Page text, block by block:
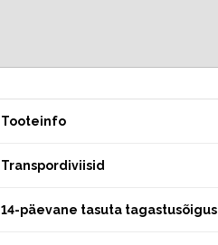
Tooteinfo
Transpordiviisid
14-päevane tasuta tagastusõigus